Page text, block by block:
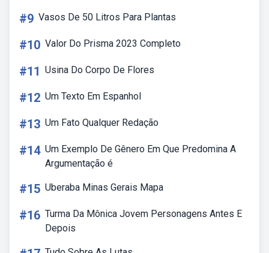
#9 Vasos De 50 Litros Para Plantas
#10 Valor Do Prisma 2023 Completo
#11 Usina Do Corpo De Flores
#12 Um Texto Em Espanhol
#13 Um Fato Qualquer Redação
#14 Um Exemplo De Gênero Em Que Predomina A
Argumentação é
#15 Uberaba Minas Gerais Mapa
#16 Turma Da Mônica Jovem Personagens Antes E
Depois